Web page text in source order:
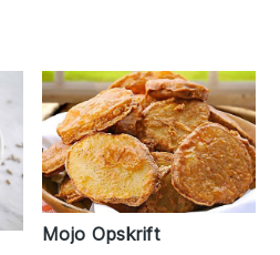
Mojo Opskrift